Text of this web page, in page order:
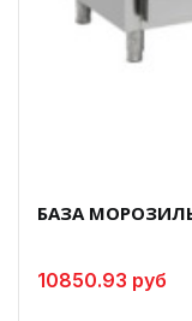
БАЗА
10850.93 руб